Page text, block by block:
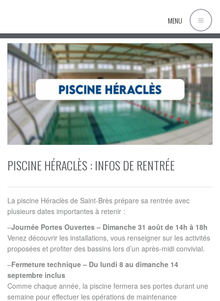
MENU
PISCINE HÉRACLÈS : INFOS DE RENTRÉE
La piscine Héraclès de Saint-Brès prépare sa rentrée avec
plusieurs dates importantes à retenir :
–Journée Portes Ouvertes – Dimanche 31 août de 14h à 18h
Venez découvrir les installations, vous renseigner sur les activités
proposées et profiter des bassins lors d’un après-midi convivial.
–Fermeture technique – Du lundi 8 au dimanche 14
septembre inclus
Comme chaque année, la piscine fermera ses portes durant une
semaine pour effectuer les opérations de maintenance